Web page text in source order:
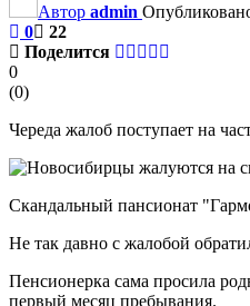
Автор admin
0
22
Поделится
0
(0)
Череда жалоб поступает на
Скандальный пансионат
Не так давно с жалобой
Пенсионерка сама просила
первый месяц пребывания.